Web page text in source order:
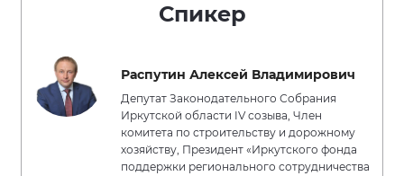
Спикер
Распутин Алексей Владимирович
Депутат Законодательного Собрания
Иркутской области IV созыва, Член
комитета по строительству и дорожному
хозяйству, Президент «Иркутского фонда
поддержки регионального сотрудничества